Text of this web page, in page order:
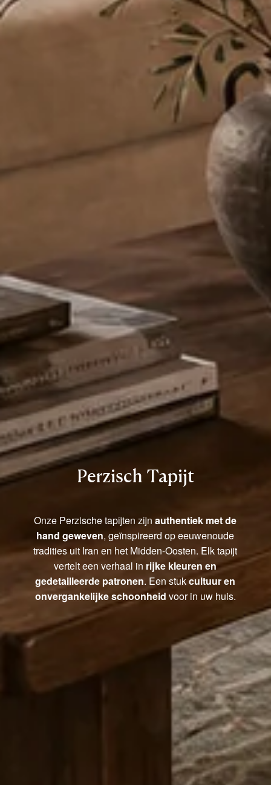
Perzisch Tapijt
Onze Perzische tapijten zijnauthentiek met de
hand geweven, geïnspireerd op eeuwenoude
tradities uit Iran en het Midden-Oosten. Elk tapijt
vertelt een verhaal in rijke kleuren en
gedetailleerde patronen. Een stukcultuur en
onvergankelijke schoonheid voor in uw huis.